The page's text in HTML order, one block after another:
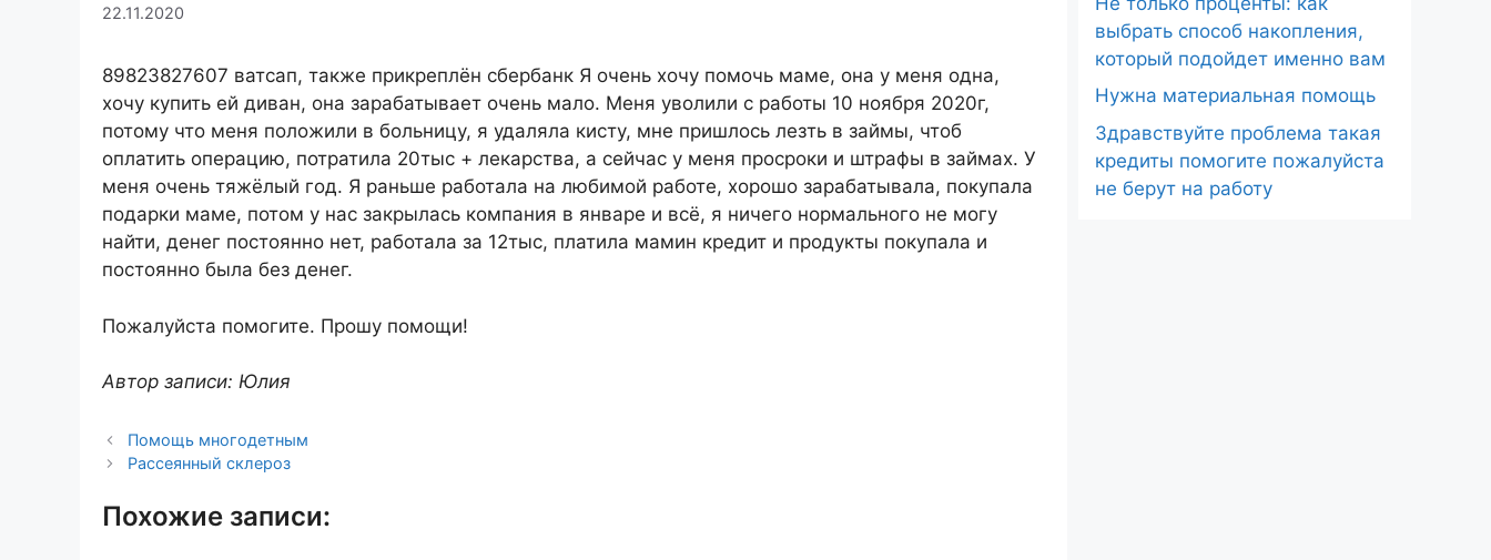
22.11.2020
89823827607 ватсап, также прикреплён сбербанк Я очень хочу помочь маме, она у меня одна,
хочу купить ей диван, она зарабатывает очень мало. Меня уволили с работы 10 ноября 2020г,
потому что меня положили в больницу, я удаляла кисту, мне пришлось лезть в займы, чтоб
оплатить операцию, потратила 20тыс + лекарства, а сейчас у меня просроки и штрафы в займах. У
меня очень тяжёлый год. Я раньше работала на любимой работе, хорошо зарабатывала, покупала
подарки маме, потом у нас закрылась компания в январе и всё, я ничего нормального не могу
найти, денег постоянно нет, работала за 12тыс, платила мамин кредит и продукты покупала и
постоянно была без денег.
Пожалуйста помогите. Прошу помощи!
Автор записи: Юлия
Помощь многодетным
Рассеянный склероз
Похожие записи:
выбрать способ накопления,
который подойдет именно вам
Нужна материальная помощь
Здравствуйте проблема такая
кредиты помогите пожалуйста
не берут на работу